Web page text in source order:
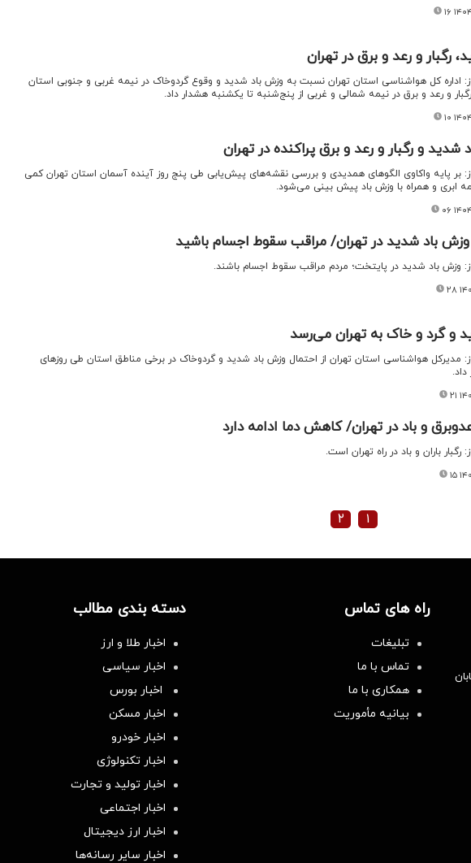
رگبار و رعد و برق در تهران
اداره کل هواشناسی استان تهران نسبت به وزش باد شدید و وقوع گردوخاک در نیمه غربی و جنوبی استان
و رعد و برق در نیمه شمالی و غربی از پنج‌شنبه تا یکشنبه هشدار داد.
شدید و رگبار و رعد و برق پراکنده در تهران
بر پایه واکاوی الگوهای همدیدی و بررسی نقشه‌های پیش‌یابی طی پنج روز آینده آسمان استان تهران کمی
ابری و همراه با وزش باد پیش بینی می‌شود.
باد شدید در تهران/ مراقب سقوط اجسام باشید
وزش باد شدید در پایتخت؛ مردم مراقب سقوط اجسام باشند.
و گرد و خاک به تهران می‌رسد
مدیرکل هواشناسی استان تهران از احتمال وزش باد شدید و گردوخاک در برخی مناطق استان طی روزهای
و باد در تهران/ کاهش دما ادامه دارد
رگبار باران و باد در راه تهران است.
۱ ۲
راه های تماس
تبلیغات
تماس با ما
همکاری با ما
بیانیه مأموریت
دسته بندی مطالب
اخبار طلا و ارز
اخبار سیاسی
اخبار بورس
اخبار مسکن
اخبار خودرو
اخبار تکنولوژی
اخبار تولید و تجارت
اخبار اجتماعی
اخبار ارز دیجیتال
اخبار سایر رسانه‌‌ها